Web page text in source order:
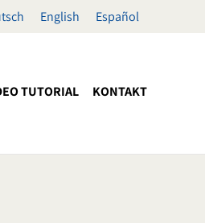
English Español
TUTORIAL KONTAKT